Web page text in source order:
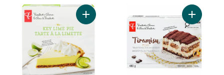
Ajouter Tarte à la limette au panierAjouter